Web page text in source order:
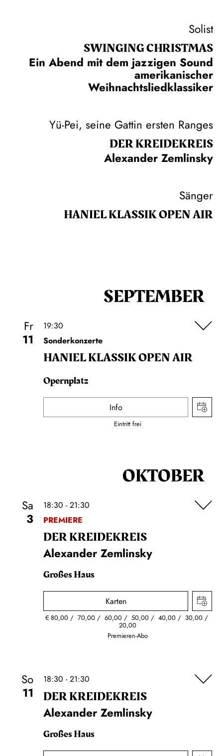
Solist
SWINGING CHRIST­MAS
Ein Abend mit dem jazzigen Sound
amerikanischer
Weihnachtsliedklassiker
Yü-Pei, seine Gattin ersten Ranges
DER KREIDE­KREIS
Alexander Zemlinsky
Sänger
HANIEL KLASSIK OPEN AIR
SEPTEMBER
Fr
11
19:30
Sonderkonzerte
HANIEL KLASSIK OPEN AIR
Opernplatz
Info
Eintritt frei
OKTOBER
Sa
3
18:30 - 21:30
PREMIERE
DER KREIDE­KREIS
Alexander Zemlinsky
Großes Haus
Karten
€80,00 70,00 60,00 50,00 40,00 30,00
20,00
Premieren-Abo
So
11
18:30 - 21:30
DER KREIDE­KREIS
Alexander Zemlinsky
Großes Haus